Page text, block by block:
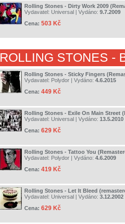
Rolling Stones - Dirty Work 2009
Vydavatel: Universal | Vydáno: 9.7.2009
Cena: 503 Kč
ROLLING STONES -
Rolling Stones - Sticky Fingers
Vydavatel: Polydor | Vydáno: 4.6.2015
Cena: 449 Kč
Rolling Stones - Exile On Main Street
Vydavatel: Universal | Vydáno: 13.5.2010
Cena: 629 Kč
Rolling Stones - Tattoo You
Vydavatel: Polydor | Vydáno: 4.6.2009
Cena: 419 Kč
Rolling Stones - Let It Bleed
Vydavatel: Universal | Vydáno: 3.12.2002
Cena: 629 Kč